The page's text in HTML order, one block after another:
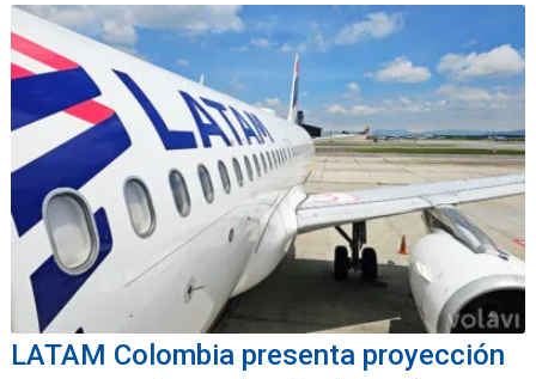
LATAM Colombia presenta proyección